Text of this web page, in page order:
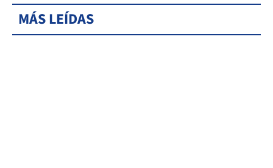
MÁS LEÍDAS